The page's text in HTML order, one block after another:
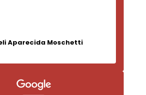
Aparecida Moschetti